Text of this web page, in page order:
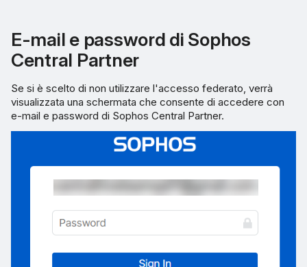
E-mail e password di Sophos
Central Partner
Se si è scelto di non utilizzare l'accesso federato, verrà
visualizzata una schermata che consente di accedere con
e-mail e password di Sophos Central Partner.